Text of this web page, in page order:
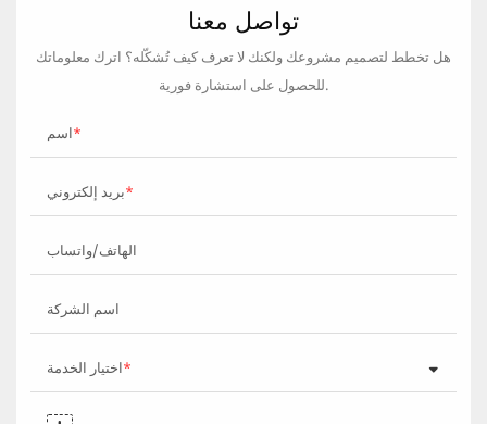
تواصل معنا
هل تخطط لتصميم مشروعك ولكنك لا تعرف كيف تُشكّله؟ اترك معلوماتك
للحصول على استشارة فورية.
اسم
بريد إلكتروني
الهاتف/واتساب
اسم الشركة
اختيار الخدمة